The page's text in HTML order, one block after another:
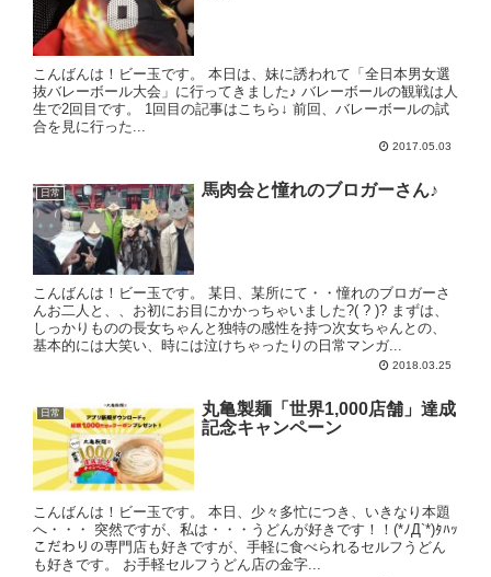
こんばんは！ビー玉です。 本日は、妹に誘われて「全日本男女選
抜バレーボール大会」に行ってきました♪ バレーボールの観戦は人
生で2回目です。 1回目の記事はこちら↓ 前回、バレーボールの試
合を見に行った...
2017.05.03
日常 馬肉会と憧れのブロガーさん♪
こんばんは！ビー玉です。 某日、某所にて・・憧れのブロガーさ
んお二人と、、お初にお目にかかっちゃいました?( ? )? まずは、
しっかりものの長女ちゃんと独特の感性を持つ次女ちゃんとの、
基本的には大笑い、時には泣けちゃったりの日常マンガ...
2018.03.25
日常
丸亀製麺「世界1,000店舗」達成
記念キャンペーン
こんばんは！ビー玉です。 本日、少々多忙につき、いきなり本題
へ・・・ 突然ですが、私は・・・うどんが好きです！！(*ﾉД`*)ﾀﾊｯ
こだわりの専門店も好きですが、手軽に食べられるセルフうどん
も好きです。 お手軽セルフうどん店の金字...